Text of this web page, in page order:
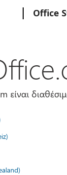
Office
είναι